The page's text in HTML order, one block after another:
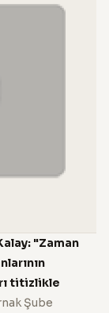
"Zaman
titizlikle
Şube